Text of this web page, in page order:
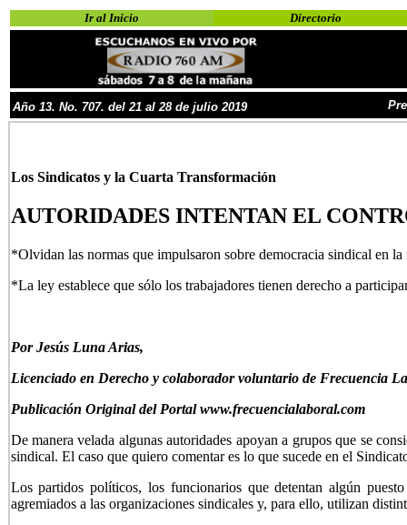
Ir al Inicio Directorio
Año 13. No. 707. del 21 al 28de julio2019
Los Sindicatos y la Cuarta Transformación
AUTORIDADES INTENTAN EL
*Olvidan las normas que impulsaron sobre democracia sindical en
*La ley establece que sólo los trabajadores tienen derecho a
PorJesús Luna Arias,
Licenciado en Derecho y colaborador voluntario de Frecuencia
Publicación Original del Portal www.frecuencialaboral.com
De manera velada algunas autoridades apoyan a grupos que se
sindical. El caso que quiero comentar es lo que sucede en el
Los partidos políticos, los funcionarios que detentan algún
agremiados a las organizaciones sindicales y, para ello, utilizan